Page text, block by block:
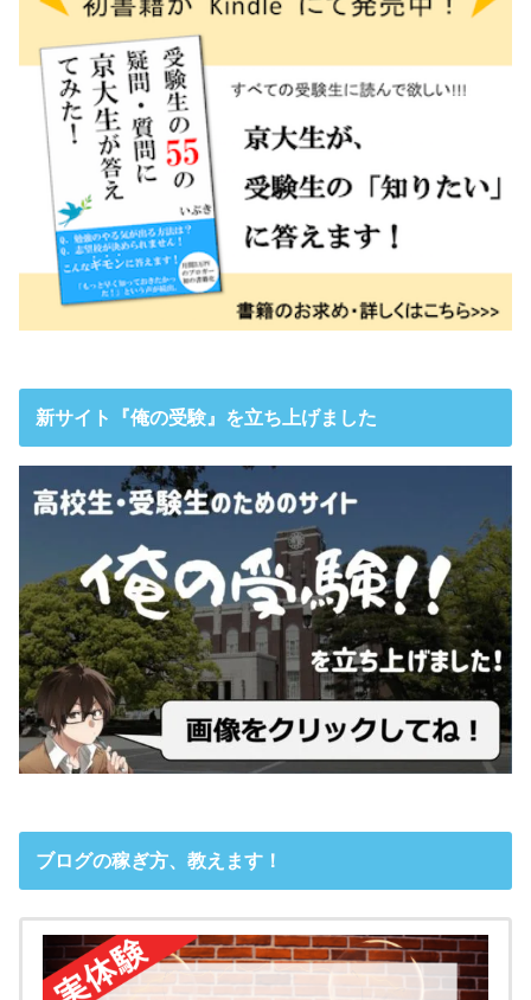
新サイト『俺の受験』を立ち上げました
ブログの稼ぎ方、教えます！